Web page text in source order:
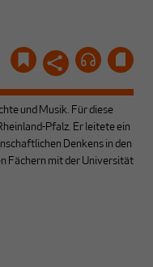
und Musik. Für diese
Pfalz. Er leitete ein
Denkens in den
Fächern mit der Universität